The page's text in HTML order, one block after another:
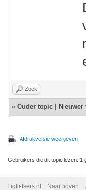
Zoek
« Ouder topic Nieuwer
Afdrukversie weergeven
Gebruikers die dit topic lezen: 1
Ligfietsers.nl Naar boven